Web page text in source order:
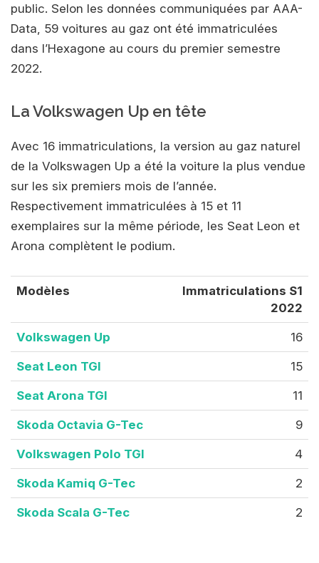
public. Selon les données communiquées par AAA-
Data, 59 voitures au gaz ont été immatriculées
dans l’Hexagone au cours du premier semestre
2022.
La Volkswagen Up en tête
Avec 16 immatriculations, la version au gaz naturel
de la Volkswagen Up a été la voiture la plus vendue
sur les six premiers mois de l’année.
Respectivement immatriculées à 15 et 11
exemplaires sur la même période, les Seat Leon et
Arona complètent le podium.
Modèles
Immatriculations S1
2022
Volkswagen Up 16
Seat Leon TGI 15
Seat Arona TGI 11
Skoda Octavia G-Tec 9
Volkswagen Polo TGI 4
Skoda Kamiq G-Tec 2
Skoda Scala G-Tec 2